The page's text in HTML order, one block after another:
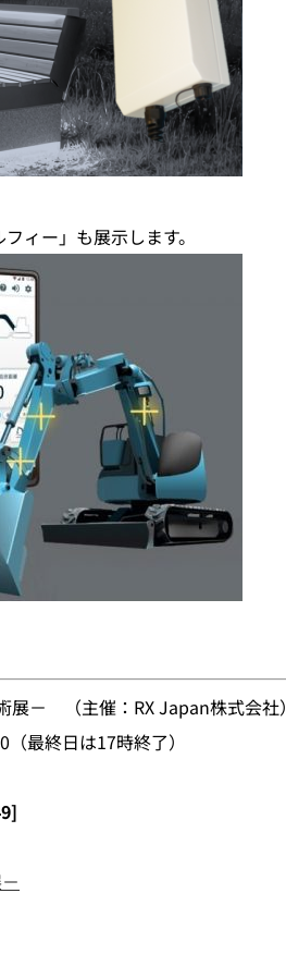
ィー」も展示します。
展－ （主催：RX Japan株式会社）
最終日は17時終了）